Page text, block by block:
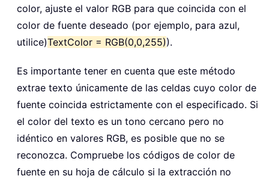
color, ajuste el valor RGB para que coincida con el
color de fuente deseado (por ejemplo, para azul,
utilice)TextColor = RGB(0,0,255)).
Es importante tener en cuenta que este método
extrae texto únicamente de las celdas cuyo color de
fuente coincida estrictamente con el especificado. Si
el color del texto es un tono cercano pero no
idéntico en valores RGB, es posible que no se
reconozca. Compruebe los códigos de color de
fuente en su hoja de cálculo si la extracción no